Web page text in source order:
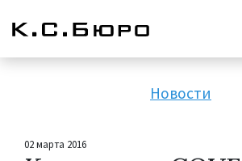
Новости
02 марта 2016